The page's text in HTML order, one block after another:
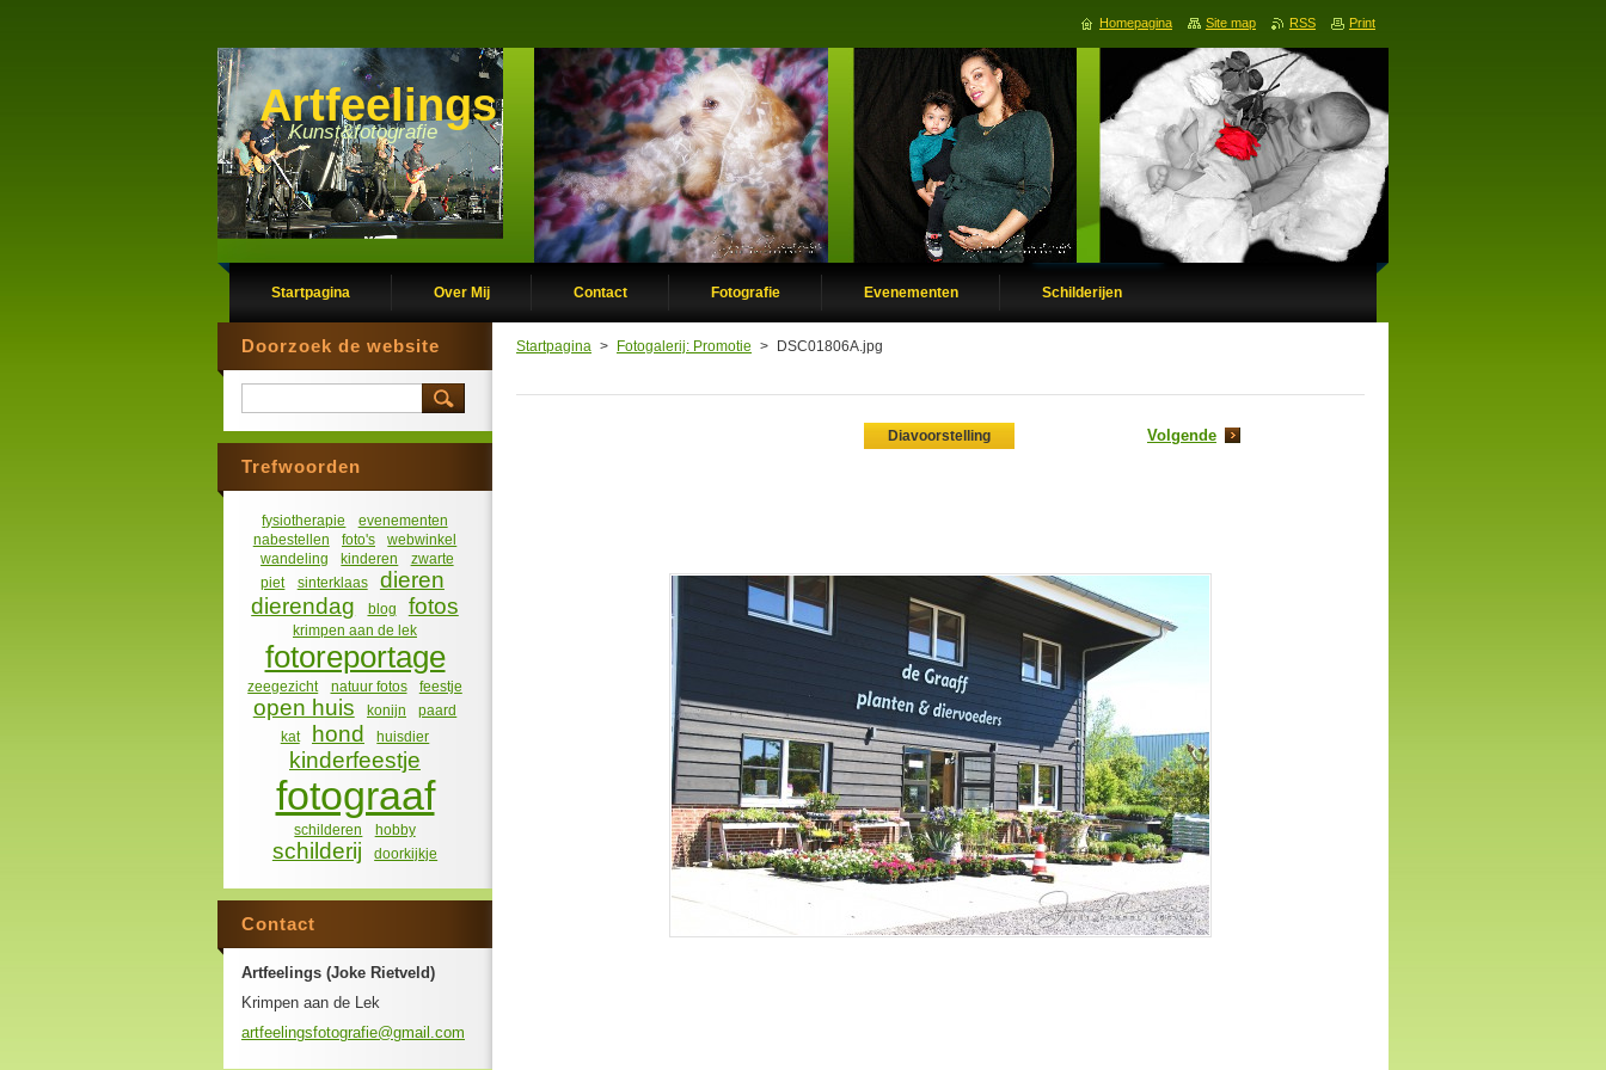
Artfeelings
Kunst&fotografie
Startpagina Over Mij Contact Fotografie Evenementen Schilderijen
Startpagina > Fotogalerij: Promotie > DSC01806A.jpg
Diavoorstelling Volgende
Doorzoek de website
Trefwoorden
fysiotherapie
evenementen
nabestellen
foto's
webwinkel
wandeling
kinderen
zwarte
piet
sinterklaas
dieren
dierendag
blog fotos
krimpen aan de lek
fotoreportage
zeegezicht natuur fotos feestje
open huis konijn
paard
kat
hond huisdier
kinderfeestje
fotograaf
schilderen hobby
schilderij doorkijkje
Contact
Artfeelings (Joke Rietveld)
Krimpen aan de Lek
artfeelingsfotografie@gmail.com
Homepagina Site map RSS Print